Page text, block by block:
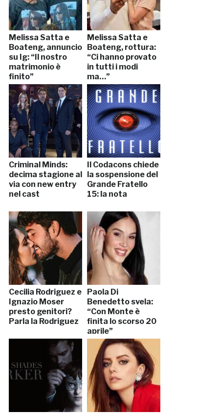
Melissa Satta e
Boateng, annuncio
su Ig: “Il nostro
matrimonio è
finito”
Melissa Satta e
Boateng, rottura:
“Ci hanno provato
in tutti i modi
ma…”
Criminal Minds:
decima stagione al
via con new entry
nel cast
Il Codacons chiede
la sospensione del
Grande Fratello
15: la nota
Cecilia Rodriguez e
Ignazio Moser
presto genitori?
Parla la Rodriguez
Paola Di
Benedetto svela:
“Con Monte è
finita lo scorso 20
aprile”